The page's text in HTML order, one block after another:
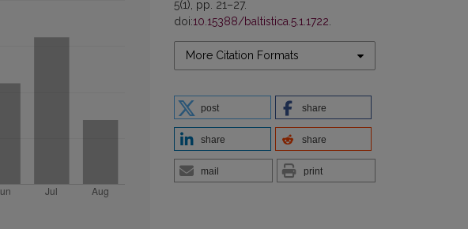
5(1), pp. 21–27.
doi:10.15388/baltistica.5.1.1722
More Citation Formats
post share
share share
mail print